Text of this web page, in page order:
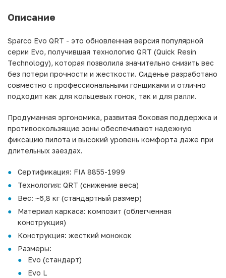
Описание
Sparco Evo QRT - это обновленная версия популярной
серии Evo, получившая технологию QRT (Quick Resin
Technology), которая позволила значительно снизить вес
без потери прочности и жесткости. Сиденье разработано
совместно с профессиональными гонщиками и отлично
подходит как для кольцевых гонок, так и для ралли.
Продуманная эргономика, развитая боковая поддержка и
противоскользящие зоны обеспечивают надежную
фиксацию пилота и высокий уровень комфорта даже при
длительных заездах.
Сертификация: FIA 8855-1999
Технология: QRT (снижение веса)
Вес: ~6,8 кг (стандартный размер)
Материал каркаса: композит (облегченная
конструкция)
Конструкция: жесткий монокок
Размеры:
Evo (стандарт)
Evo L